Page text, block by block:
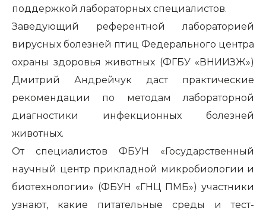
поддержкой лабораторных специалистов.
Заведующий референтной лабораторией
вирусных болезней птиц Федерального центра
охраны здоровья животных (ФГБУ «ВНИИЗЖ»)
Дмитрий Андрейчук даст практические
рекомендации по методам лабораторной
диагностики инфекционных болезней
животных.
От специалистов ФБУН «Государственный
научный центр прикладной микробиологии и
биотехнологии» (ФБУН «ГНЦ ПМБ») участники
узнают, какие питательные среды и тест-